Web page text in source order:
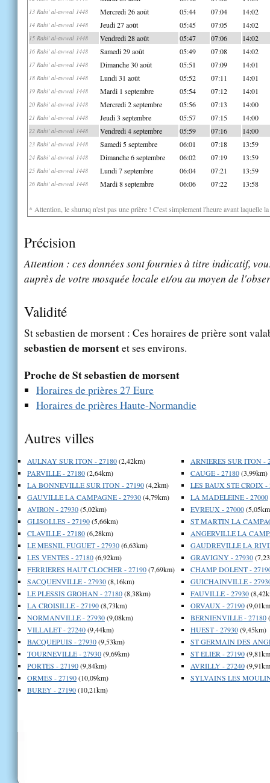
13 Rabi' al-awwal 1448 Mercredi 26 août 05:44 07:04 14:02
14 Rabi' al-awwal 1448 Jeudi 27 août 05:45 07:05 14:02
15 Rabi' al-awwal 1448 Vendredi 28 août 05:47 07:06 14:02
16 Rabi' al-awwal 1448 Samedi 29 août 05:49 07:08 14:02
17 Rabi' al-awwal 1448 Dimanche 30 août 05:51 07:09 14:01
18 Rabi' al-awwal 1448 Lundi 31 août 05:52 07:11 14:01
19 Rabi' al-awwal 1448 Mardi 1 septembre 05:54 07:12 14:01
20 Rabi' al-awwal 1448 Mercredi 2 septembre 05:56 07:13 14:00
21 Rabi' al-awwal 1448 Jeudi 3 septembre 05:57 07:15 14:00
22 Rabi' al-awwal 1448 Vendredi 4 septembre 05:59 07:16 14:00
23 Rabi' al-awwal 1448 Samedi 5 septembre 06:01 07:18 13:59
24 Rabi' al-awwal 1448 Dimanche 6 septembre 06:02 07:19 13:59
25 Rabi' al-awwal 1448 Lundi 7 septembre 06:04 07:21 13:59
26 Rabi' al-awwal 1448 Mardi 8 septembre 06:06 07:22 13:58
* Attention, le shuruq n'est pas une prière ! C'est simplement l'heure avant laquelle
Précision
Attention : ces données sont fournies à titre indicatif,
auprès de votre mosquée locale et/ou au moyen de
Validité
St sebastien de morsent : Ces horaires de prière sont
sebastien de morsentet ses environs.
Proche de St sebastien de morsent
Horaires de prières 27 Eure
Horaires de prières Haute-Normandie
Autres villes
AULNAY SUR ITON - 27180(2,42km)
PARVILLE - 27180(2,64km)
LA BONNEVILLE SUR ITON - 27190(4,2km)
GAUVILLE LA CAMPAGNE - 27930(4,79km)
AVIRON - 27930(5,02km)
GLISOLLES - 27190(5,66km)
CLAVILLE - 27180(6,28km)
LE MESNIL FUGUET - 27930(6,63km)
LES VENTES - 27180(6,92km)
FERRIERES HAUT CLOCHER - 27190(7,69km)
SACQUENVILLE - 27930(8,16km)
LE PLESSIS GROHAN - 27180(8,38km)
LA CROISILLE - 27190(8,73km)
NORMANVILLE - 27930(9,08km)
VILLALET - 27240(9,44km)
BACQUEPUIS - 27930(9,53km)
TOURNEVILLE - 27930(9,69km)
PORTES - 27190(9,84km)
ORMES - 27190(10,09km)
BUREY - 27190(10,21km)
ARNIERES SUR ITON -
CAUGE - 27180(3,99km)
LES BAUX STE CROIX -
LA MADELEINE - 27000
EVREUX - 27000
ST MARTIN LA
ANGERVILLE LA
GAUDREVILLE LA
GRAVIGNY - 27930
CHAMP DOLENT -
GUICHAINVILLE -
FAUVILLE - 27930
ORVAUX - 27190
BERNIENVILLE - 27180
HUEST - 27930(9,45km)
ST GERMAIN DES
ST ELIER - 27190
AVRILLY - 27240
SYLVAINS LES